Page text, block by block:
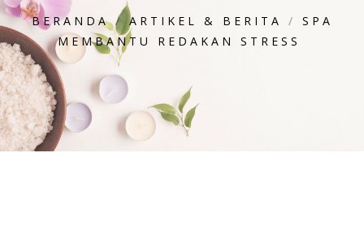
BERANDA / ARTIKEL & BERITA / SPA
MEMBANTU REDAKAN STRESS